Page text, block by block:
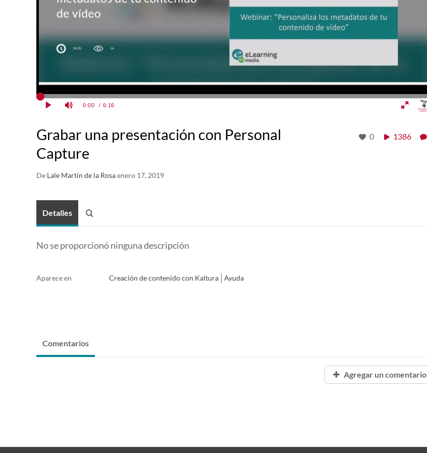
Grabar una presentación con Personal
Capture
De Lale Martín de la Rosaenero 17, 2019
0 1386
Detalles
No se proporcionó ninguna descripción
Aparece en Creación de contenido con Kaltura Ayuda
Comentarios
Agregar un comentario